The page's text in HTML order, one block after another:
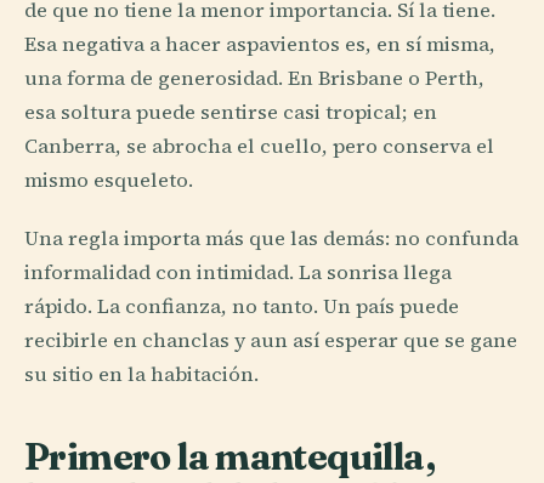
de que no tiene la menor importancia. Sí la tiene.
Esa negativa a hacer aspavientos es, en sí misma,
una forma de generosidad. En Brisbane o Perth,
esa soltura puede sentirse casi tropical; en
Canberra, se abrocha el cuello, pero conserva el
mismo esqueleto.
Una regla importa más que las demás: no confunda
informalidad con intimidad. La sonrisa llega
rápido. La confianza, no tanto. Un país puede
recibirle en chanclas y aun así esperar que se gane
su sitio en la habitación.
Primero la mantequilla,